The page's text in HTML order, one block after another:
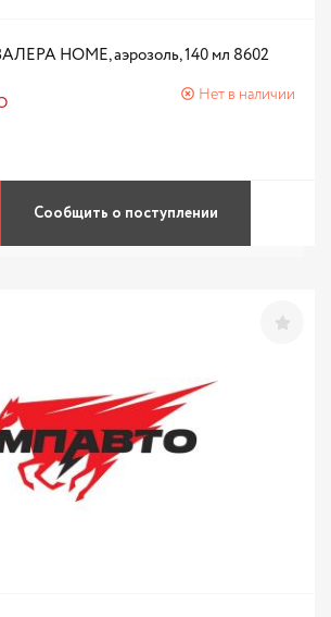
HOME, аэрозоль, 140 мл 8602
Нет в наличии
Сообщить о поступлении